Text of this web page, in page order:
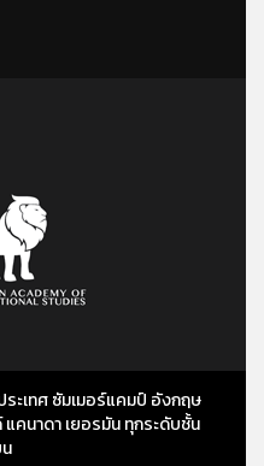
ะเทศ ซัมเมอร์แคมป์ อังกฤษ
คนาดา เยอรมัน ทุกระดับชั้น